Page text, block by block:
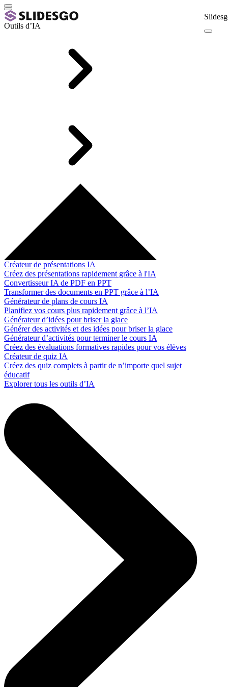
Outils d’IA
Créateur de présentations IA
Créez des présentations rapidement grâce à l'IA
Convertisseur IA de PDF en PPT
Transformer des documents en PPT grâce à l’IA
Générateur de plans de cours IA
Planifiez vos cours plus rapidement grâce à l’IA
Générateur d’idées pour briser la glace
Générer des activités et des idées pour briser la glace
Générateur d’activités pour terminer le cours IA
Créez des évaluations formatives rapides pour vos élèves
Créateur de quiz IA
Créez des quiz complets à partir de n’importe quel sujet
éducatif
Explorer tous les outils d’IA